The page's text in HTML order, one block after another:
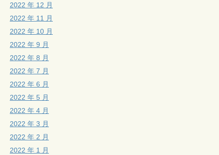
2022 年 12 月
2022 年 11 月
2022 年 10 月
2022 年 9 月
2022 年 8 月
2022 年 7 月
2022 年 6 月
2022 年 5 月
2022 年 4 月
2022 年 3 月
2022 年 2 月
2022 年 1 月